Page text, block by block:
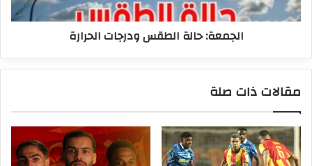
الجمعة: حالة الطقس ودرجات الحرارة
مقالات ذات صلة